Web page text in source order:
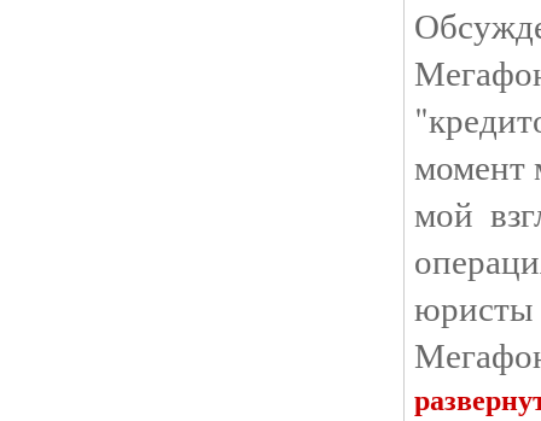
момент
мой
юристы